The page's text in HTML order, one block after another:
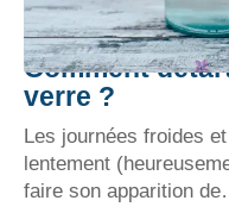
Comment
verre ?
Les journées froides
lentement
faire son apparition de